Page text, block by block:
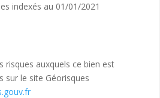
indexés au 01/01/2021
risques auxquels ce bien est
sur le site Géorisques